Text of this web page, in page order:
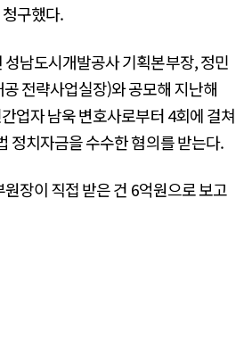
구했다.
성남도시개발공사 기획본부장, 정민
전략사업실장)와 공모해 지난해
업자 남욱 변호사로부터 4회에 걸쳐
정치자금을 수수한 혐의를 받는다.
장이 직접 받은 건 6억원으로 보고